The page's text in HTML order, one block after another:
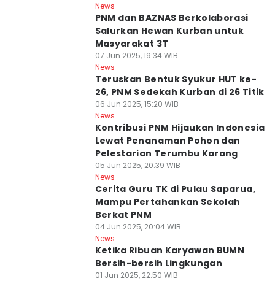
News
PNM dan BAZNAS Berkolaborasi
Salurkan Hewan Kurban untuk
Masyarakat 3T
07 Jun 2025, 19:34 WIB
News
Teruskan Bentuk Syukur HUT ke-
26, PNM Sedekah Kurban di 26 Titik
06 Jun 2025, 15:20 WIB
News
Kontribusi PNM Hijaukan Indonesia
Lewat Penanaman Pohon dan
Pelestarian Terumbu Karang
05 Jun 2025, 20:39 WIB
News
Cerita Guru TK di Pulau Saparua,
Mampu Pertahankan Sekolah
Berkat PNM
04 Jun 2025, 20:04 WIB
News
Ketika Ribuan Karyawan BUMN
Bersih-bersih Lingkungan
01 Jun 2025, 22:50 WIB